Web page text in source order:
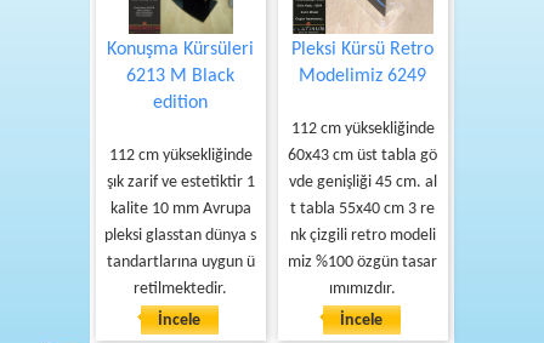
Konuşma Kürsüleri
6213 M Black
edition
112 cm yüksekliğinde
şık zarif ve estetiktir 1
kalite 10 mm Avrupa
pleksi glasstan dünya s
tandartlarına uygun ü
retilmektedir.
İncele
Pleksi Kürsü Retro
Modelimiz 6249
112 cm yüksekliğinde
60x43 cm üst tabla gö
vde genişliği 45 cm. al
t tabla 55x40 cm 3 re
nk çizgili retro modeli
miz %100 özgün tasar
ımımızdır.
İncele